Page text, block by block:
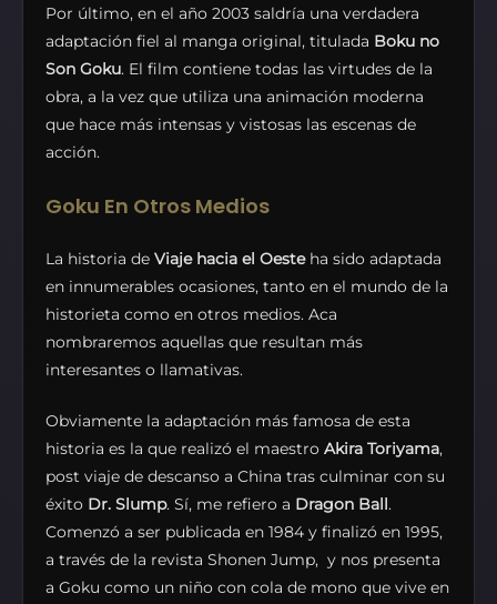
Por último, en el año 2003 saldría una verdadera
adaptación fiel al manga original, titulada Boku no
Son Goku. El film contiene todas las virtudes de la
obra, a la vez que utiliza una animación moderna
que hace más intensas y vistosas las escenas de
acción.
Goku En Otros Medios
La historia de Viaje hacia el Oesteha sido adaptada
en innumerables ocasiones, tanto en el mundo de la
historieta como en otros medios. Aca
nombraremos aquellas que resultan más
interesantes o llamativas.
Obviamente la adaptación más famosa de esta
historia es la que realizó el maestro Akira Toriyama,
post viaje de descanso a China tras culminar con su
éxito Dr. Slump. Sí, me refiero a Dragon Ball.
Comenzó a ser publicada en 1984 y finalizó en 1995,
a través de la revista Shonen Jump, y nos presenta
a Goku como un niño con cola de mono que vive en